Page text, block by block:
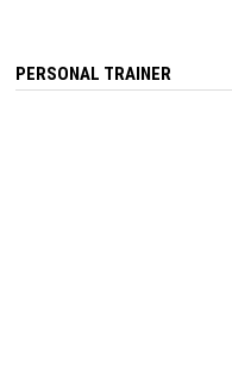
PERSONAL TRAINER